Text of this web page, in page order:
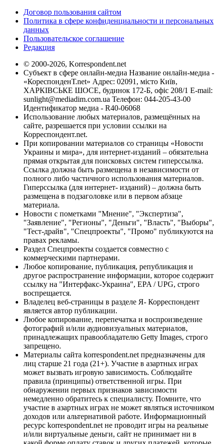
Договор пользования сайтом
Политика в сфере конфиденциальности и персональных
данных
Пользовательское соглашение
Редакция
© 2000-2026, Korrespondent.net
Субъект в сфере онлайн-медиа Название онлайн-медиа -
«КореспонденТ.net» Адрес: 02091, місто Київ,
ХАРКІВСЬКЕ ШОСЕ, будинок 172-Б, офіс 208/1 E-mail:
sunlight@mediadim.com.ua Телефон: 044-205-43-00
Идентификатор медиа - R40-06068
Использование любых материалов, размещённых на
сайте, разрешается при условии ссылки на
Корреспондент.net.
При копировании материалов со страницы «Новости
Украины и мира», для интернет-изданий – обязательна
прямая открытая для поисковых систем гиперссылка.
Ссылка должна быть размещена в независимости от
полного либо частичного использования материалов.
Гиперссылка (для интернет- изданий) – должна быть
размещена в подзаголовке или в первом абзаце
материала.
Новости с пометками "Мнение", "Экспертиза",
"Заявление", "Регионы", "Деньги", "Власть", "Выборы",
"Тест-драйв", "Спецпроекты", "Промо" публикуются на
правах рекламы.
Раздел Спецпроекты создается совместно с
коммерческими партнерами.
Любое копирование, публикация, републикация и
другое распространение информации, которое содержит
ссылку на "Интерфакс-Украина", EPA / UPG, строго
воспрещается.
Владелец веб-страницы в разделе Я- Корреспондент
является автор публикации.
Любое копирование, перепечатка и воспроизведение
фотографий и/или аудиовизуальных материалов,
принадлежащих правообладателю Getty Images, строго
запрещено.
Материалы сайта korrespondent.net предназначены для
лиц старше 21 года (21+). Участие в азартных играх
может вызвать игровую зависимость. Соблюдайте
правила (принципы) ответственной игры. При
обнаружении первых признаков зависимости
немедленно обратитесь к специалисту. Помните, что
участие в азартных играх не может являться источником
доходов или альтернативой работе. Информационный
ресурс korrespondent.net не проводит игры на реальные
и/или виртуальные деньги, сайт не принимает ни в